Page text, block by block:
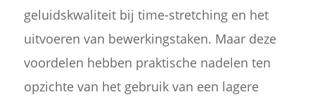
geluidskwaliteit bij time-stretching en het
uitvoeren van bewerkingstaken. Maar deze
voordelen hebben praktische nadelen ten
opzichte van het gebruik van een lagere